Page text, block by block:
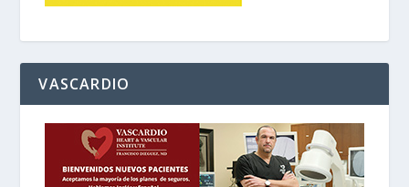
VASCARDIO